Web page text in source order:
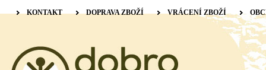
KONTAKT DOPRAVA ZBOŽÍ VRÁCENÍ ZBOŽÍ